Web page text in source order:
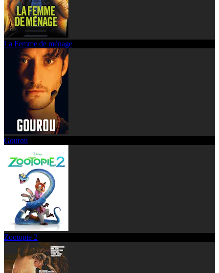
La Femme de ménage
Gourou
Zootopie 2